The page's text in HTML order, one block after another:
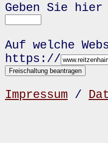
Geben Sie
Auf welche
https://
Impressum /